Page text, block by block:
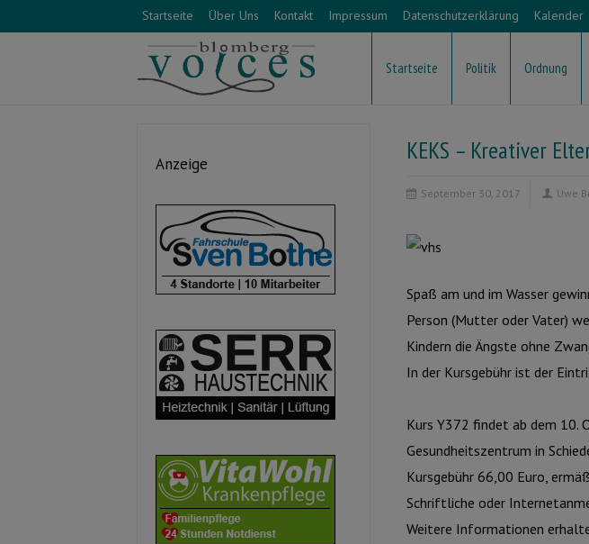
Startseite Über Uns Kontakt Impressum Datenschutzerklärung Kalender
Startseite Politik Ordnung
KEKS – Kreativer
September 30, 2017 Uwe
Spaß am und im Wasser
Person (Mutter oder Vater)
Kindern die Ängste ohne
In der Kursgebühr ist der
Kurs Y372 findet ab dem 10.
Gesundheitszentrum in
Kursgebühr 66,00 Euro,
Schriftliche oder
Weitere Informationen
Anzeige